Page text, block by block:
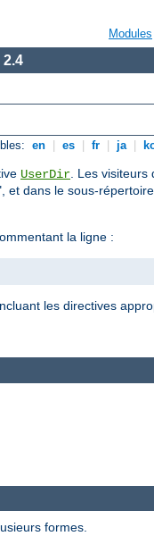
Modules
en es fr ja
UserDir. Les visiteurs
et dans le sous-répertoire
la ligne :
les directives
formes.